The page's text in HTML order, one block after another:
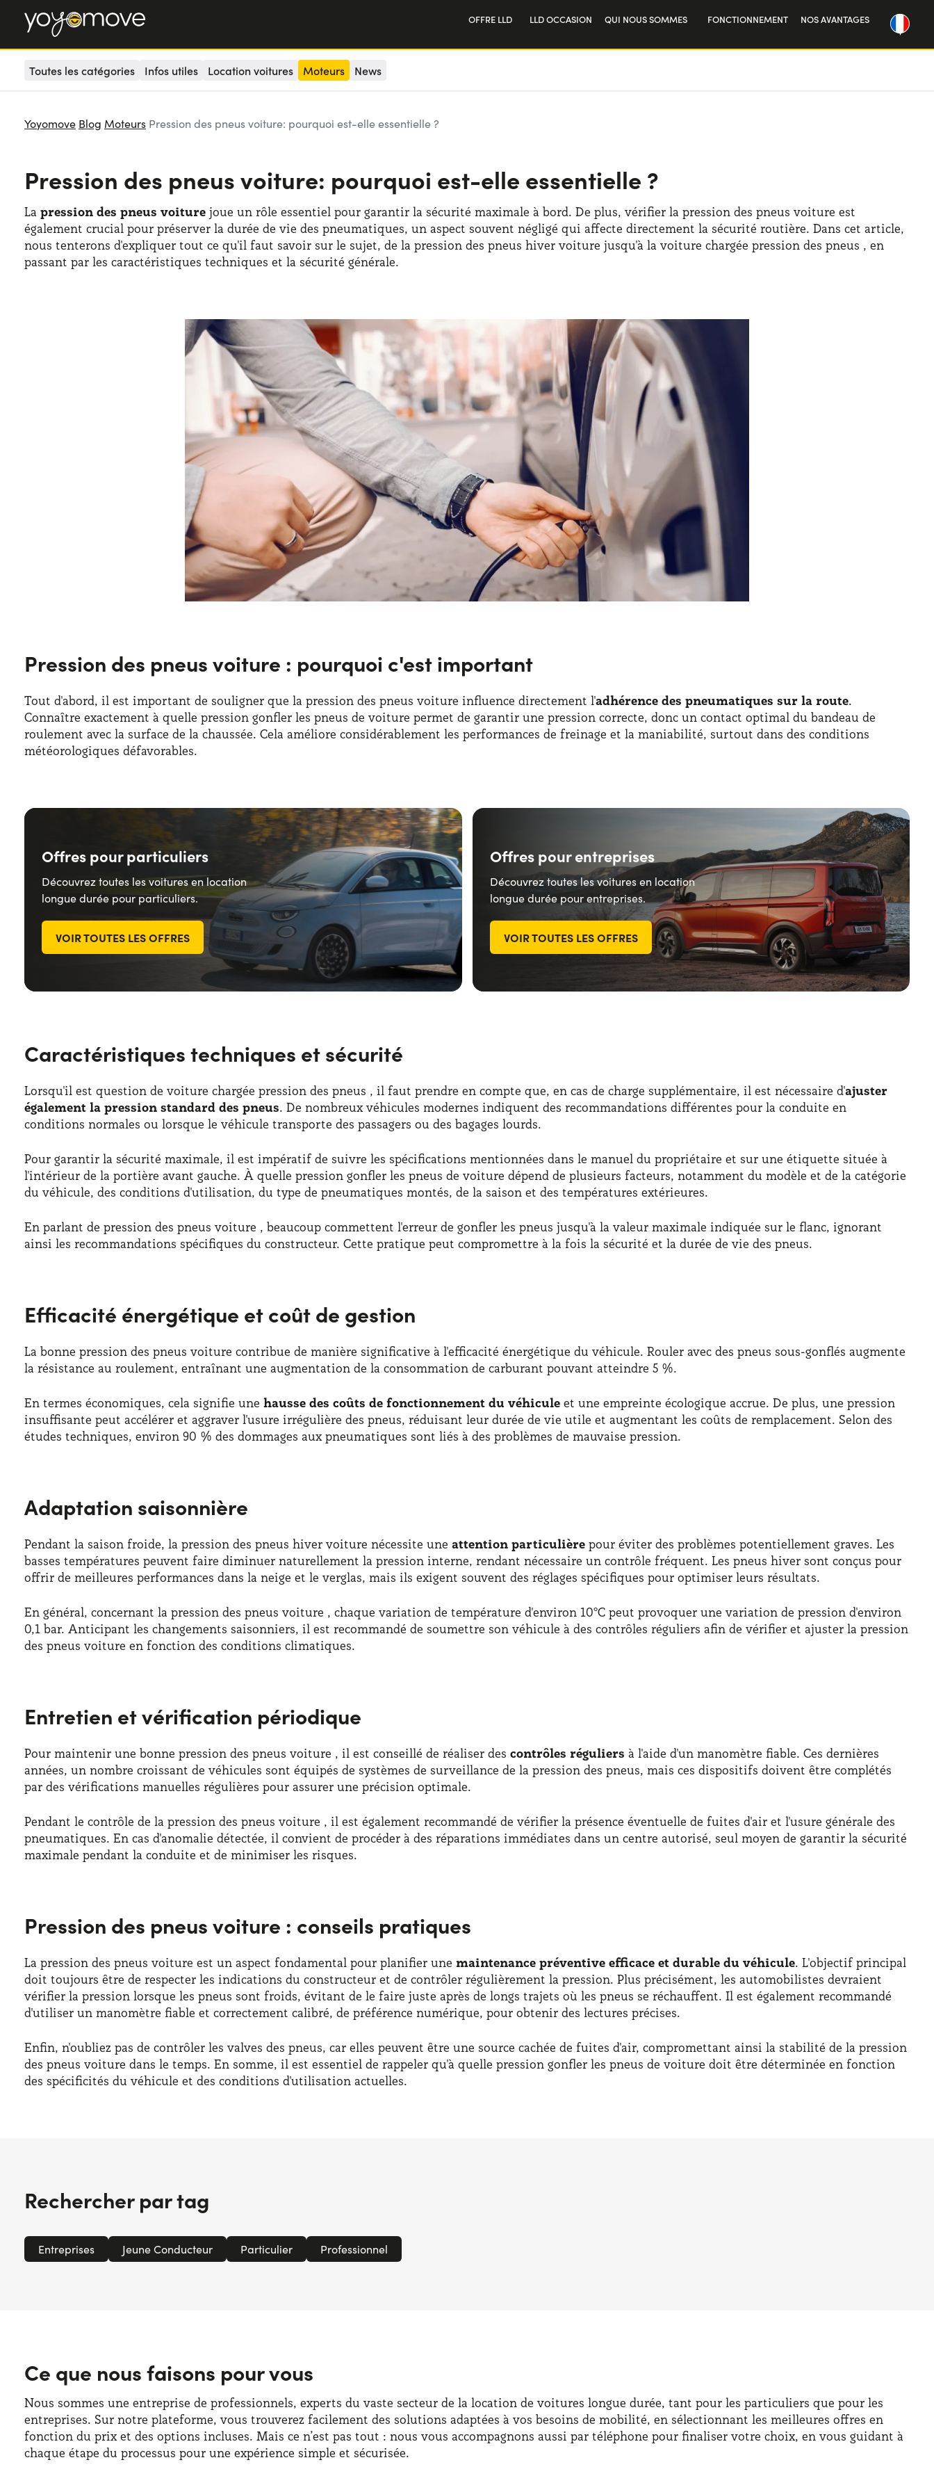
OFFRE LLD LLD OCCASION QUI NOUS SOMMES FONCTIONNEMENT NOS AVANTAGES
Toutes les catégories Infos utiles Location voitures Moteurs News
Yoyomove Blog Moteurs Pression des pneus voiture: pourquoi est-elle essentielle ?
Pression des pneus voiture: pourquoi est-elle essentielle ?
La pression des pneus voiture joue un rôle essentiel pour garantir la sécurité maximale à bord. De plus, vérifier la pression des pneus voiture est
également crucial pour préserver la durée de vie des pneumatiques, un aspect souvent négligé qui affecte directement la sécurité routière. Dans cet article,
nous tenterons d'expliquer tout ce qu'il faut savoir sur le sujet, de la pression des pneus hiver voiture jusqu'à la voiture chargée pression des pneus , en
passant par les caractéristiques techniques et la sécurité générale.
Pression des pneus voiture : pourquoi c'est important
Tout d'abord, il est important de souligner que la pression des pneus voiture influence directement l'adhérence des pneumatiques sur la route.
Connaître exactement à quelle pression gonfler les pneus de voiture permet de garantir une pression correcte, donc un contact optimal du bandeau de
roulement avec la surface de la chaussée. Cela améliore considérablement les performances de freinage et la maniabilité, surtout dans des conditions
météorologiques défavorables.
Offres pour particuliers
Découvrez toutes les voitures en location
longue durée pour particuliers.
VOIR TOUTES LES OFFRES
Offres pour entreprises
Découvrez toutes les voitures en location
longue durée pour entreprises.
VOIR TOUTES LES OFFRES
Caractéristiques techniques et sécurité
Lorsqu'il est question de voiture chargée pression des pneus , il faut prendre en compte que, en cas de charge supplémentaire, il est nécessaire d'ajuster
également la pression standard des pneus. De nombreux véhicules modernes indiquent des recommandations différentes pour la conduite en
conditions normales ou lorsque le véhicule transporte des passagers ou des bagages lourds.
Pour garantir la sécurité maximale, il est impératif de suivre les spécifications mentionnées dans le manuel du propriétaire et sur une étiquette située à
l'intérieur de la portière avant gauche. À quelle pression gonfler les pneus de voiture dépend de plusieurs facteurs, notamment du modèle et de la catégorie
du véhicule, des conditions d'utilisation, du type de pneumatiques montés, de la saison et des températures extérieures.
En parlant de pression des pneus voiture , beaucoup commettent l'erreur de gonfler les pneus jusqu'à la valeur maximale indiquée sur le flanc, ignorant
ainsi les recommandations spécifiques du constructeur. Cette pratique peut compromettre à la fois la sécurité et la durée de vie des pneus.
Efficacité énergétique et coût de gestion
La bonne pression des pneus voiture contribue de manière significative à l'efficacité énergétique du véhicule. Rouler avec des pneus sous-gonflés augmente
la résistance au roulement, entraînant une augmentation de la consommation de carburant pouvant atteindre 5 %.
En termes économiques, cela signifie une hausse des coûts de fonctionnement du véhicule et une empreinte écologique accrue. De plus, une pression
insuffisante peut accélérer et aggraver l'usure irrégulière des pneus, réduisant leur durée de vie utile et augmentant les coûts de remplacement. Selon des
études techniques, environ 90 % des dommages aux pneumatiques sont liés à des problèmes de mauvaise pression.
Adaptation saisonnière
Pendant la saison froide, la pression des pneus hiver voiture nécessite une attention particulière pour éviter des problèmes potentiellement graves. Les
basses températures peuvent faire diminuer naturellement la pression interne, rendant nécessaire un contrôle fréquent. Les pneus hiver sont conçus pour
offrir de meilleures performances dans la neige et le verglas, mais ils exigent souvent des réglages spécifiques pour optimiser leurs résultats.
En général, concernant la pression des pneus voiture , chaque variation de température d'environ 10°C peut provoquer une variation de pression d'environ
0,1 bar. Anticipant les changements saisonniers, il est recommandé de soumettre son véhicule à des contrôles réguliers afin de vérifier et ajuster la pression
des pneus voiture en fonction des conditions climatiques.
Entretien et vérification périodique
Pour maintenir une bonne pression des pneus voiture , il est conseillé de réaliser des contrôles réguliers à l'aide d'un manomètre fiable. Ces dernières
années, un nombre croissant de véhicules sont équipés de systèmes de surveillance de la pression des pneus, mais ces dispositifs doivent être complétés
par des vérifications manuelles régulières pour assurer une précision optimale.
Pendant le contrôle de la pression des pneus voiture , il est également recommandé de vérifier la présence éventuelle de fuites d'air et l'usure générale des
pneumatiques. En cas d'anomalie détectée, il convient de procéder à des réparations immédiates dans un centre autorisé, seul moyen de garantir la sécurité
maximale pendant la conduite et de minimiser les risques.
Pression des pneus voiture : conseils pratiques
La pression des pneus voiture est un aspect fondamental pour planifier une maintenance préventive efficace et durable du véhicule. L'objectif principal
doit toujours être de respecter les indications du constructeur et de contrôler régulièrement la pression. Plus précisément, les automobilistes devraient
vérifier la pression lorsque les pneus sont froids, évitant de le faire juste après de longs trajets où les pneus se réchauffent. Il est également recommandé
d'utiliser un manomètre fiable et correctement calibré, de préférence numérique, pour obtenir des lectures précises.
Enfin, n'oubliez pas de contrôler les valves des pneus, car elles peuvent être une source cachée de fuites d'air, compromettant ainsi la stabilité de la pression
des pneus voiture dans le temps. En somme, il est essentiel de rappeler qu'à quelle pression gonfler les pneus de voiture doit être déterminée en fonction
des spécificités du véhicule et des conditions d'utilisation actuelles.
Rechercher par tag
Entreprises Jeune Conducteur Particulier Professionnel
Ce que nous faisons pour vous
Nous sommes une entreprise de professionnels, experts du vaste secteur de la location de voitures longue durée, tant pour les particuliers que pour les
entreprises. Sur notre plateforme, vous trouverez facilement des solutions adaptées à vos besoins de mobilité, en sélectionnant les meilleures offres en
fonction du prix et des options incluses. Mais ce n’est pas tout : nous vous accompagnons aussi par téléphone pour finaliser votre choix, en vous guidant à
chaque étape du processus pour une expérience simple et sécurisée.